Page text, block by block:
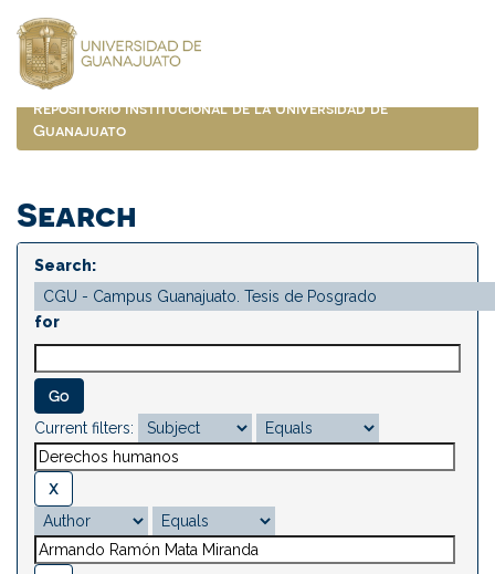
navigation
Repositorio Institucional de la Universidad de
Guanajuato
Search
Search:
for
Current filters: